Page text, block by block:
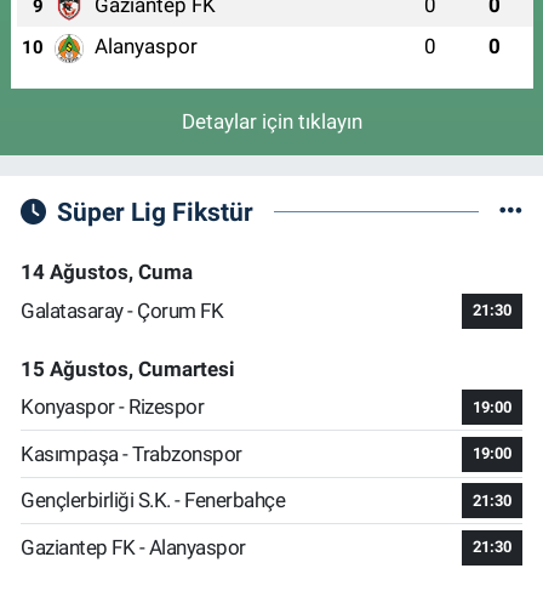
9 Gaziantep FK 0 0
10 Alanyaspor 0 0
Detaylar için tıklayın
Süper Lig Fikstür
14 Ağustos, Cuma
Galatasaray - Çorum FK
21:30
15 Ağustos, Cumartesi
Konyaspor - Rizespor
19:00
Kasımpaşa - Trabzonspor 19:00
Gençlerbirliği S.K. - Fenerbahçe 21:30
Gaziantep FK - Alanyaspor 21:30